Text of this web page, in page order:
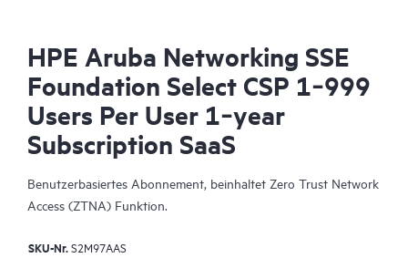
HPE Aruba Networking SSE
Foundation Select CSP 1‑999
Users Per User 1‑year
Subscription SaaS
Benutzerbasiertes Abonnement, beinhaltet Zero Trust Network
Access (ZTNA) Funktion.
SKU-Nr.S2M97AAS